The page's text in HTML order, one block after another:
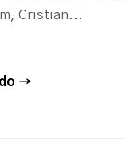
Cristian...
→